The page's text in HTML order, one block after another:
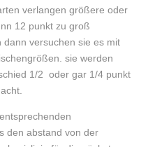
verlangen größere oder
12 punkt zu groß
dann versuchen sie es mit
sie werden
1/2 oder gar 1/4 punkt
den abstand von der